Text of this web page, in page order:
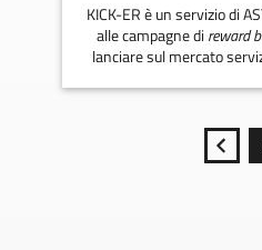
KICK-ER è un servizio di
alle campagne di reward
lanciare sul mercato